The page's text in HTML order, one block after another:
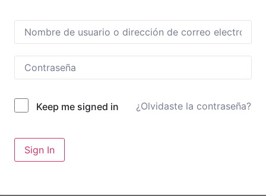
Keep me signed in ¿Olvidaste la contraseña?
Sign In